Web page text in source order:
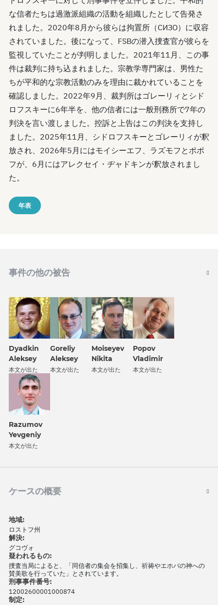
な信者たちは過激派組織の活動を組織したとして告発さ
れました。2020年8月から彼らは拘置所（СИЗО）に収容
されていました。後になって、FSBの潜入捜査官が彼らを
監視していたことが判明しました。2021年11月、この事
件は裁判に持ち込まれました。宗教学専門家は、男性た
ちが平和的な宗教活動のみを理由に裁かれていることを
確認しました。2022年9月、裁判所はゴレーリィとシド
ロフスキーに6年半を、他の信者には一般刑務所で7年の
判決を言い渡しました。控訴と上告はこの判決を支持し
ました。2025年11月、シドロフスキーとゴレーリィが釈
放され、2026年5月にはモイシーエフ、ラズモフとポポ
フが、6月にはアレクセイ・ヂャドキンが釈放されまし
た。
年表
事件の他の被告
Dyadkin
Aleksey
本文が出た
Goreliy
Aleksey
本文が出た
Moiseyev
Nikita
本文が出た
Popov
Vladimir
本文が出た
Razumov
Yevgeniy
本文が出た
ケースの概要
地域:
ロストフ州
解決:
グコヴォ
疑われるもの:
捜査当局によると、「同信者の集会を招集し、祈祷やエホバの神への
賛美歌を行っていた」とされています。
刑事事件番号:
12002600001000874
制定: